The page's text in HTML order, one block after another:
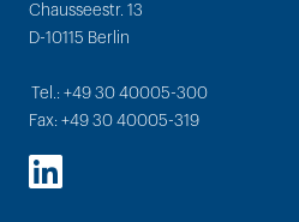
Chausseestr. 13
D-10115 Berlin
Tel.: +49 30 40005-300
Fax: +49 30 40005-319
LinkedIn